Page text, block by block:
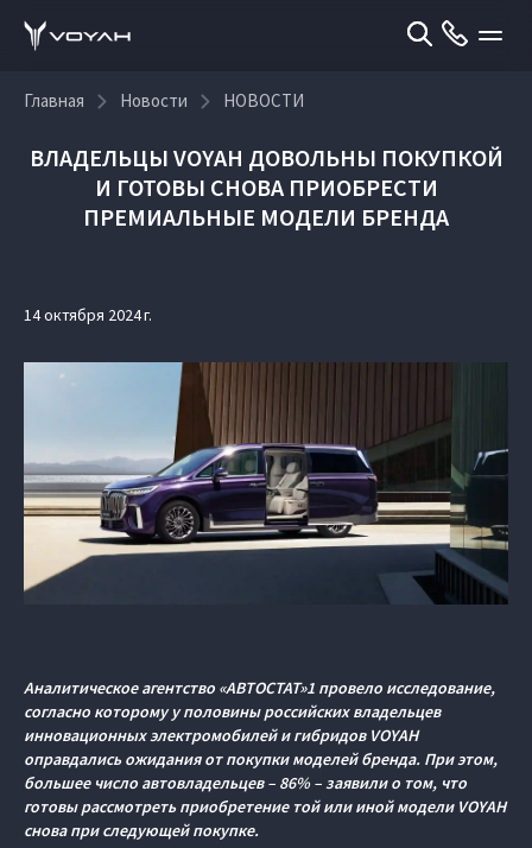
Главная Новости НОВОСТИ
ВЛАДЕЛЬЦЫ VOYAH ДОВОЛЬНЫ ПОКУПКОЙ
И ГОТОВЫ СНОВА ПРИОБРЕСТИ
ПРЕМИАЛЬНЫЕ МОДЕЛИ БРЕНДА
14 октября 2024 г.
Аналитическое агентство «АВТОСТАТ»1 провело исследование,
согласно которому у половины российских владельцев
инновационных электромобилей и гибридов VOYAH
оправдались ожидания от покупки моделей бренда. При этом,
большее число автовладельцев – 86% – заявили о том, что
готовы рассмотреть приобретение той или иной модели VOYAH
снова при следующей покупке.